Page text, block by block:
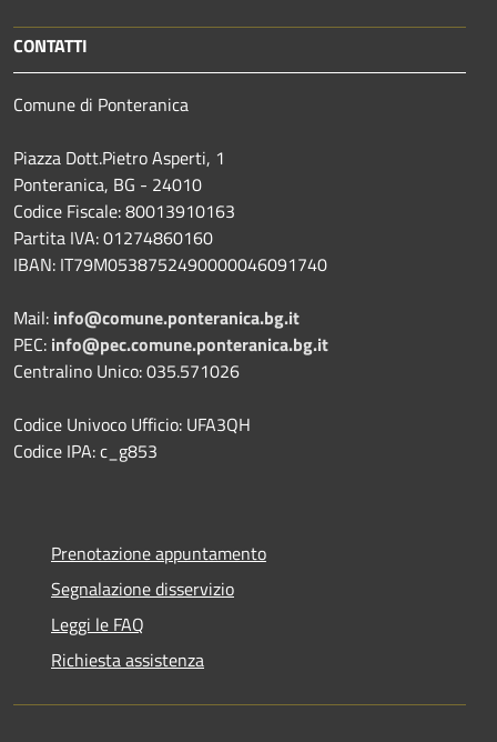
CONTATTI
Comune di Ponteranica
Piazza Dott.Pietro Asperti, 1
Ponteranica, BG - 24010
Codice Fiscale: 80013910163
Partita IVA: 01274860160
IBAN: IT79M0538752490000046091740
Mail: info@comune.ponteranica.bg.it
PEC: info@pec.comune.ponteranica.bg.it
Centralino Unico: 035.571026
Codice Univoco Ufficio: UFA3QH
Codice IPA: c_g853
Prenotazione appuntamento
Segnalazione disservizio
Leggi le FAQ
Richiesta assistenza